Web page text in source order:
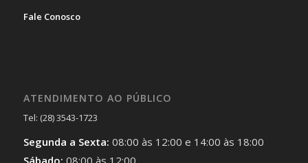
Fale Conosco
ATENDIMENTO AO PÚBLICO
Tel: (28) 3543-1723
Segunda a Sexta: 08:00 às 12:00 e 14:00 às 18:00
Sábado: 08:00 às 12:00